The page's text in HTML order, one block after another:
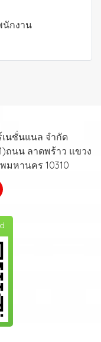
กงาน
เนชั่นแนล จำกัด
ถนน ลาดพร้าว แขวง
มหานคร 10310